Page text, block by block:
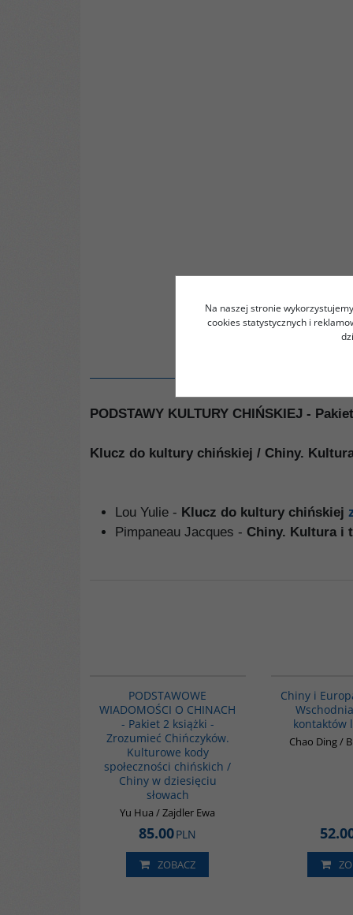
PODSTAWY KULTURY CHIŃSKIEJ -
Klucz do kultury chińskiej / Chiny.
Lou Yulie - Klucz do kultury chińskiej
Pimpaneau Jacques - Chiny. Kultura i
PODSTAWOWE
WIADOMOŚCI O CHINACH
- Pakiet 2 książki -
Zrozumieć Chińczyków.
Kulturowe kody
społeczności chińskich /
Chiny w dziesięciu
słowach
Yu Hua / Zajdler Ewa
85.00PLN
ZOBACZ
Chiny i
kontaktów
Chao Ding /
Na naszej stronie
cookies statystycznych i